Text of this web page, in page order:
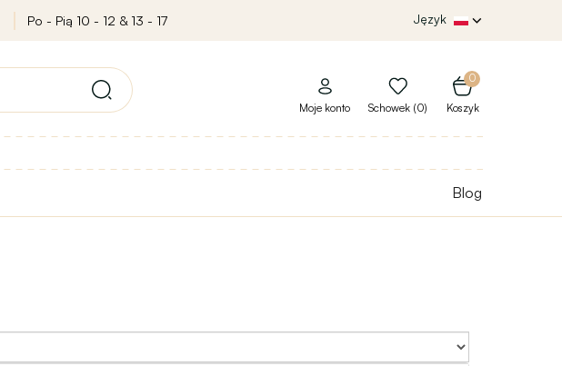
Po - Pią 10 - 12 & 13 - 17 Język
0
Koszyk
Moje konto Schowek (0)
Blog